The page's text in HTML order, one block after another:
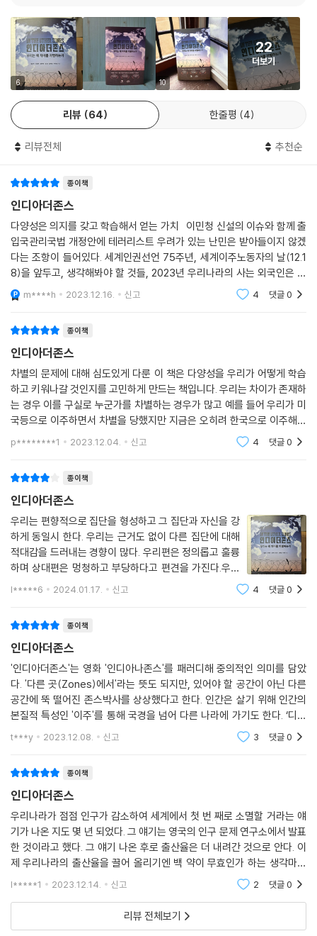
는 이야기다.
동아시아, 그중에서도 중국 양쯔강 유역으로 눈길을 돌려 현상을 분석해보
면 위 논리가 좀 더 명확해진다. 실제로 한 연구팀이 밀 농사 위주로 생활하
는 양쯔강 북부 지역과 벼농사 위주로 생계를 이어 가는 양쯔강 남부 지역
민을 여러 측면에서 세밀히 분석했다. 그 결과 양쯔강 북부 지역민에 비해
강 남부 지역민에게서 훨씬 강한 집단주의적 성향이 나타났다고 한다.
하지만 대한민국 사회의 경우에는 위에 언급한 밀 농사와 벼농사 차이에서
기인하는 일반적인 원인만으로 온전히 설명하기 어려운 부분이 있다. 왜냐
하면 중국, 일본 등 주로 벼농사를 짓는 동아시아의 어떤 나라와도 차별화
인만이 가진 그 독특한 특성이란 뭘까? 필자는 한국인의 강렬한 ‘학습 열
망’에서 그것을 찾고자 한다.
--- p.127~128
한 가지 사례로 이야기를 시작해보자. 몇 년 전 우리나라에서 뜨거운 논쟁
거리였던 ‘예멘 난민 이슈’를 기억하는가? 2018년 제주도에 예멘 난민 50
0여 명이 입국했을 때 한국 언론은 오랜 내전으로 많은 민간인이 사망하고
게 된 배경과 관련해 정확하고 사실적인 정보를 충분히 전달하지 않았다.
며 ‘난민 공포증’을 부추겼다. 말 그대로 난민은 ‘박해의 위험을 피해 보호
를 신청한 사람’이므로 그들의 국적이나 종교와는 별개로 난민 신청 자격
을 갖췄는지 엄밀하게 살펴보는 것이 중요하다. 하지만 그러기도 전에 예
멘 난민은 ‘극우 이슬람교도’로 규정됐고 ‘테러리스트’, ‘성폭행범’, ‘서민의
일자리를 빼앗고 복지 혜택을 무상으로 누릴 집단’ 등 위험한 집단으로 묘
사되었다. 이러한 보도를 접한 시민은 무슬림을 향한 부정적 고정관념으로
--- p.151
거룩함과 속됨, 정결함과 불결함은 감정과 종교적 규율 속에서 강화되어
개인과 사회를 강력히 통제한다. 이것이 바로 종교에서 혐오가 탄생하고
발전하는 기원이자 원리다. 정결함과 불결함, 거룩함과 속됨을 구분하는
일과 이러한 구분이 유발하는 부정적 감정에는 순기능과 역기능이 모두 있
다. 혐오 자체만 놓고 생각해보자. 더러운 것이 입에 묻었을 때 우리는 그것
을 재빨리 떼어내려고 하고 또 그래야 한다. 병균을 옮길 위험성이 있는 오
거해야 한다. 혐오는 이렇게 인간이 살아남기 위한 필요조건이며 생존 및
번영에 도움을 준다.
혐오는 윤리와 도덕 영역 안에서도 순기능을 발휘할 수 있다. 공동체를 파
괴하거나 위험에 빠뜨리려고 하는 사람이나 집단에 대응해야 하는 상황이
대표적이다. 그럴 때는 공동체에 속한 사람이라면 누구나 혐오와 분노를
무기로 단호하게 대처한다. 그렇게 하지 않으면 공동체가 심각하게 파괴되
거나 자칫 붕괴할 위험성도 있기 때문이다.
되고 있다.
『인디아더존스: 우리는 왜 차이를 차별하는가』는 티앤씨재단에서 다양한
관점을 알아보자는 취지로 진행하는 APoV(Another Point of View)
콘퍼런스 ‘인디아더존스’를 책으로 펴낸 값진 결과물로, 전작 『헤이트(Hat
e): 왜 혐오의 역사는 반복될까』와 『행복은 뇌 안에』의 뒤를 잇는 세 번째
시리즈 도서이자 ‘혐오’와 ‘공감’ 그리고 ‘다양성’ 삼부작의 결정판인 셈이
다. 이 책은 개인과 공동체의 생존과 번영을 위한 절체절명의 과제로 떠오
리학 분야 국내 최고 권위자이자 존경받는 여섯 석학 염운옥(사회학), 조
(범죄심리학) 교수의 깊이 있는 연구와 치열한 사고, 생산적인 논쟁을 집
대성했다. 이 책을 읽는 당신은 인간 사회 안에 오랫동안 시나브로 형성되
고 굳게 자리 잡아 고질적인 문제를 야기하게 된 차별의 실체와 그 교묘한
작동 원리를 날카롭게 통찰하게 될 것이며, 다양성이 그 해결의 실마리와
열쇠를 제공할 수 있음을 깨닫게 될 것이다.
“인종은 과학적으로 의미 있는 개념이 아니다. 생물학적 인종 개념을 금과
옥조처럼 여기는 것은 마치 ‘지구가 평평하다’라고 믿는 것만큼이나 불합
리하고 시대착오적이다. 그런 까닭에 1950~1951년 유네스코도 “호모 사
피엔스는 단일종이며 모든 인종은 평등하다”라고 선언했다.
……(중략)
‘인간은 모두 서로 다르고 다양합니다. 차이가 있습니다’라고 말하는 것으
로 충분하지 않은 이유가 여기에 있다. ‘서로 다르고 제각각 차이가 있기 때
가?’라는 억지 논리이자 궤변으로 귀결될 위험성이 크기 때문이다.
……(중략)
우리가 ‘차이’를 보는 동시에 차이 뒤에 숨어 있는 위계, 즉 ‘줄 세우기’를 날
카롭게 간파하고 냉철히 비판해야 하는 것은 이런 이유 때문이다.“
― 본문 제1장_ 「인종, 그리고 인종차별」 중에서(염운옥 교수)
하다. 대한민국에서 태어나고 자란 잘파세대가 다른 나라로 거침없이 이동
들어올 것이다. 이런 맥락에서 볼 때 잘파세대가 주역이 된 대한민국은 비
록 인구는 현재에 비해 많이 줄어들겠지만 오히려 작지도 위축되지도 않는
짱짱한 대한민국을 만들어갈 수도 있지 않을까 기대해본다.
…….(중략)
‘향후 잘파세대를 중심으로 우리 사회는 점점 더 다양성이 커질 수밖에 없
다. 그리고 이런 경향은 우리나라는 물론이고 전 세계적으로 더욱 강화될
리고 우리의 자식 세대이자 후속 세대인 잘파세대를 어떻게 키우고 교육해
야 할까?
……(중략)
향후 펼쳐질 세상에서 우리는 얼마나 자연스럽게 다른 사람과 사회의 다양
성을 인정하고 넉넉히 받아들이며 살아갈 수 있을까? 자기 안의 다양성을
경쟁력으로 끊임없이 긍정적으로 변화해갈 수 있는가에 개인과 우리 공동
체, 그리고 국가의 운명이 달려 있다고 해도 지나치지 않을 것이다.“
― 본문 제2장_ 「다양성의 시대에 어떻게 살아남을까」 중에서(조영태 교
수)
6 10
22
더보기
리뷰 64 한줄평 4
리뷰전체 추천순
종이책
인디아더존스
다양성은 의지를 갖고 학습해서 얻는 가치 이민청 신설의 이슈와 함께 출
입국관리국법 개정안에 테러리스트 우려가 있는 난민은 받아들이지 않겠
다는 조항이 들어있다. 세계인권선언 75주년, 세계이주노동자의 날(12.1
8)을 앞두고, 생각해봐야 할 것들, 2023년 우리나라의 사는 외국인은 공
식적으로 225만 8천여 명으로 인구대비 4.4% 수준이다. 한국은 인력수
출국에서 수입국으
m****h 2023.12.16. 신고 4 댓글0
종이책
인디아더존스
차별의 문제에 대해 심도있게 다룬 이 책은 다양성을 우리가 어떻게 학습
하고 키워나갈 것인지를 고민하게 만드는 책입니다. 우리는 차이가 존재하
는 경우 이를 구실로 누군가를 차별하는 경우가 많고 예를 들어 우리가 미
국등으로 이주하면서 차별을 당했지만 지금은 오히려 한국으로 이주해서
생활하고 있는 이주민들을 차별하고 있는 상황이죠. 아무래도 이 책에서
언급했다시피
p********1 2023.12.04. 신고 4 댓글0
종이책
인디아더존스
우리는 편향적으로 집단을 형성하고 그 집단과 자신을 강
하게 동일시 한다. 우리는 근거도 없이 다른 집단에 대해
적대감을 드러내는 경향이 많다. 우리편은 정의롭고 훌륭
하며 상대편은 멍청하고 부당하다고 편견을 가진다.우리
편의 범죄는 대체로 용서하는 편이며 상대편에 대해서는
l*****6 2024.01.17. 신고 4 댓글0
종이책
인디아더존스
'인디아더존스'는 영화 '인디아나존스'를 패러디해 중의적인 의미를 담았
다. '다른 곳(Zones)에서'라는 뜻도 되지만, 있어야 할 공간이 아닌 다른
공간에 뚝 떨어진 존스박사를 상상했다고 한다. 인간은 살기 위해 인간의
본질적 특성인 '이주'를 통해 국경을 넘어 다른 나라에 가기도 한다. ‘디아
스포라’라는 단어가 품고 있는 쓸쓸함과 한의 정서보다는, 더 나은 삶을 개
척하기 위해
t***y 2023.12.08. 신고 3 댓글0
종이책
인디아더존스
우리나라가 점점 인구가 감소하여 세계에서 첫 번 째로 소멸할 거라는 얘
기가 나온 지도 몇 년 되었다. 그 얘기는 영국의 인구 문제 연구소에서 발표
한 것이라고 했다. 그 얘기 나온 후로 출산율은 더 내려간 것으로 안다. 이
제 우리나라의 출산율을 끌어 올리기엔 백 약이 무효인가 하는 생각마저
든다. 예전에 학창 시절에 '한민족은 단일 민족' 이라고 배웠다 . 그때 왜
l*****1 2023.12.14. 신고 2 댓글0
리뷰 전체보기